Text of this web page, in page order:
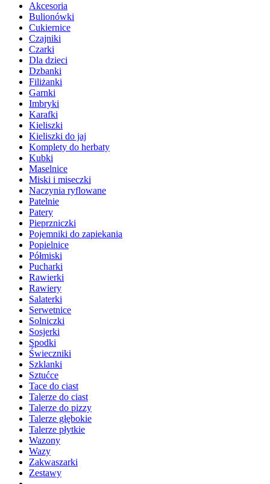
Akcesoria
Bulionówki
Cukiernice
Czajniki
Czarki
Dla dzieci
Dzbanki
Filiżanki
Garnki
Imbryki
Karafki
Kieliszki
Kieliszki do jaj
Komplety do herbaty
Kubki
Maselnice
Miski i miseczki
Naczynia ryflowane
Patelnie
Patery
Pieprzniczki
Pojemniki do zapiekania
Popielnice
Półmiski
Pucharki
Rawierki
Rawiery
Salaterki
Serwetnice
Solniczki
Sosjerki
Spodki
Świeczniki
Szklanki
Sztućce
Tace do ciast
Talerze do ciast
Talerze do pizzy
Talerze głębokie
Talerze płytkie
Wazony
Wazy
Zakwaszarki
Zestawy